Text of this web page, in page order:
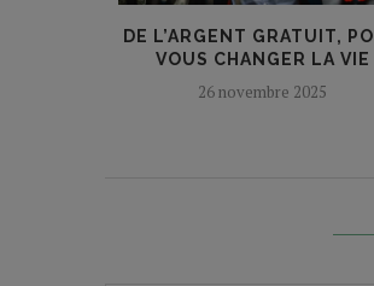
DE L’ARGENT GRATUIT,
VOUS CHANGER LA VIE
26 novembre 2025